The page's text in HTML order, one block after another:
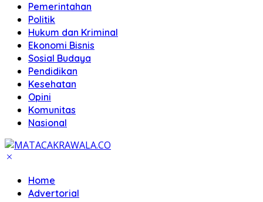
Pemerintahan
Politik
Hukum dan Kriminal
Ekonomi Bisnis
Sosial Budaya
Pendidikan
Kesehatan
Opini
Komunitas
Nasional
Home
Advertorial